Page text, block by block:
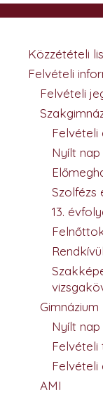
Közzétételi
Felvételi
Felvételi
Felvételi
Nyílt nap
Szolfézs
13.
Gimnázium
Nyílt nap
Felvételi
AMI